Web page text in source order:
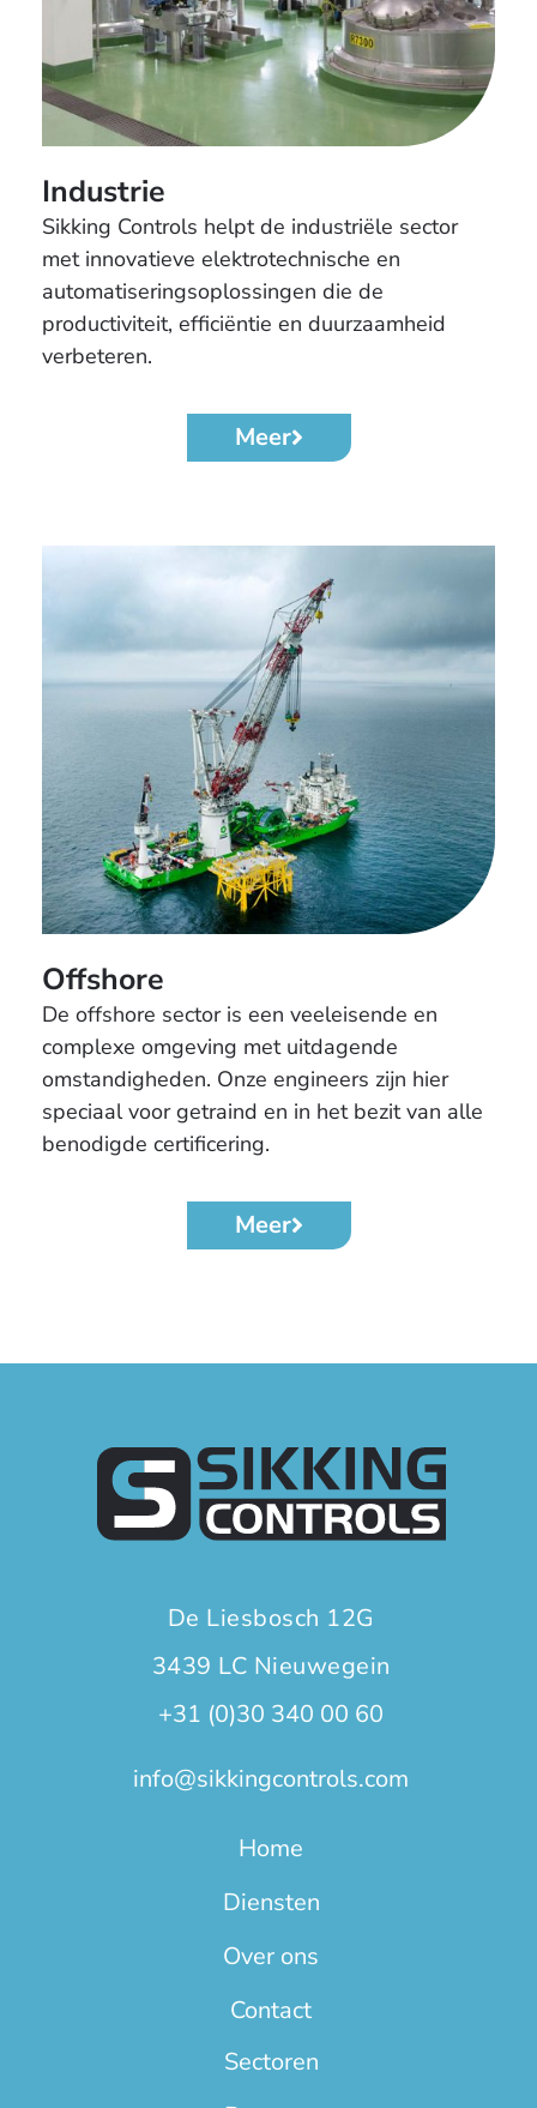
Industrie
Sikking Controls helpt de industriële sector
met innovatieve elektrotechnische en
automatiseringsoplossingen die de
productiviteit, efficiëntie en duurzaamheid
verbeteren.
Meer
Offshore
De offshore sector is een veeleisende en
complexe omgeving met uitdagende
omstandigheden. Onze engineers zijn hier
speciaal voor getraind en in het bezit van alle
benodigde certificering.
Meer
De Liesbosch 12G
3439 LC Nieuwegein
+31 (0)30 340 00 60
info@sikkingcontrols.com
Home
Diensten
Over ons
Contact
Sectoren